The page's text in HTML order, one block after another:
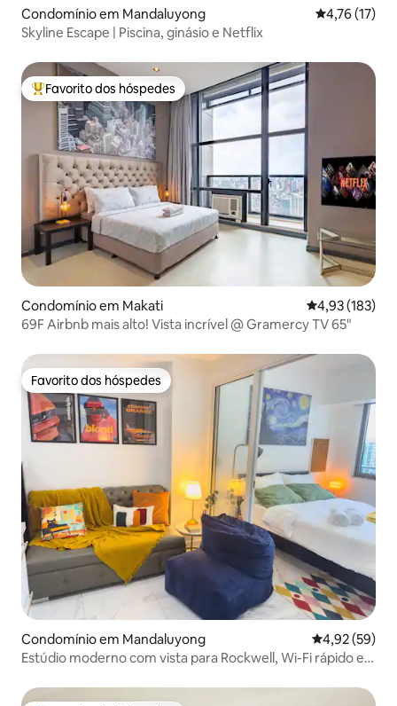
Condomínio em Mandaluyong
4,76 (17)
Skyline Escape | Piscina, ginásio e Netflix
Favoritos dos hóspedes mais apreciados
Favorito dos hóspedes
Condomínio em Makati Classificação
4,93 (183)
69F Airbnb mais alto! Vista incrível @ Gramercy TV 65"
Favorito dos hóspedes
Favorito dos hóspedes
Condomínio em Mandaluyong Classificação
4,92 (59)
Estúdio moderno com vista para Rockwell, Wi-Fi rápido e